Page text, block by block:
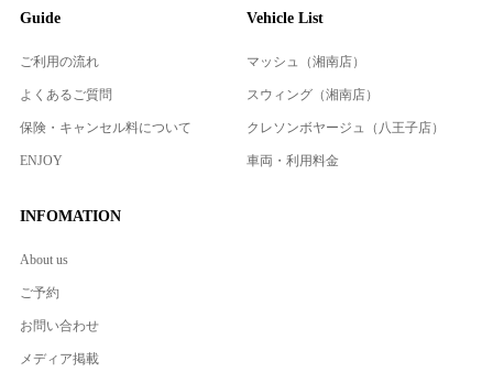
Guide
ご利用の流れ
よくあるご質問
保険・キャンセル料について
ENJOY
Vehicle List
マッシュ（湘南店）
スウィング（湘南店）
クレソンボヤージュ（八王子店）
車両・利用料金
INFOMATION
About us
ご予約
お問い合わせ
メディア掲載